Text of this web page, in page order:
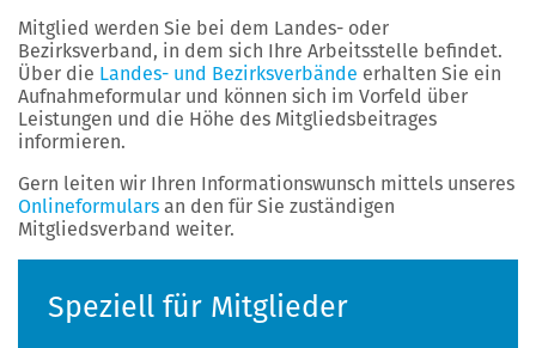
Mitglied werden Sie bei dem Landes- oder
Bezirksverband, in dem sich Ihre Arbeitsstelle befindet.
Über die Landes- und Bezirksverbände erhalten Sie ein
Aufnahmeformular und können sich im Vorfeld über
Leistungen und die Höhe des Mitgliedsbeitrages
informieren.
Gern leiten wir Ihren Informationswunsch mittels unseres
Onlineformulars an den für Sie zuständigen
Mitgliedsverband weiter.
Speziell für Mitglieder